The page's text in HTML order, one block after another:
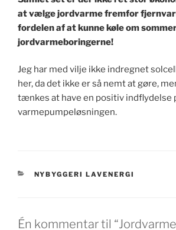
at vælge jordvarme fremfor
fordelen af at kunne køle om
jordvarmeboringerne!
Jeg har med vilje ikke indregnet
her, da det ikke er så nemt at gøre,
tænkes at have en positiv indflydelse
varmepumpeløsningen.
KATEGORIER
NYBYGGERI LAVENERGI
Én kommentar til